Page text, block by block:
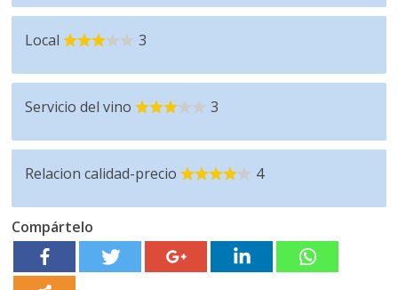
Local 3
Servicio del vino 3
Relacion calidad-precio 4
Compártelo